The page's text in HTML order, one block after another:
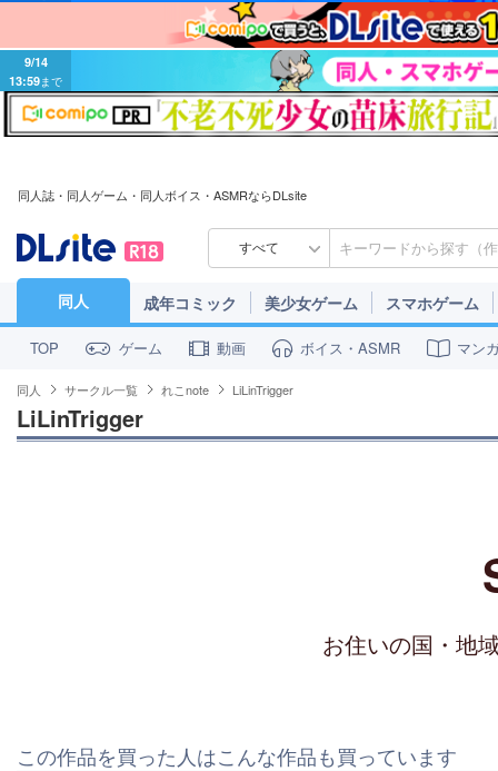
9/14
13:59まで
同人誌・同人ゲーム・同人ボイス・ASMRならDLsite
すべて
同人 成年コミック 美少女ゲーム スマホゲーム
TOP ゲーム 動画 ボイス・ASMR マン
同人 サークル一覧 れこnote LiLinTrigger
LiLinTrigger
お住いの国・地
この作品を買った人はこんな作品も買っています